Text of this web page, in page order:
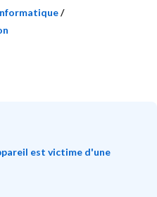
/
est victime d'une